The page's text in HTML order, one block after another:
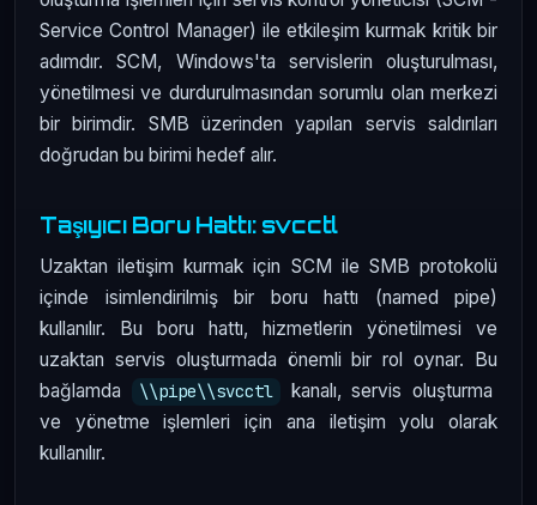
Service Control Manager) ile etkileşim kurmak kritik bir
adımdır. SCM, Windows'ta servislerin oluşturulması,
yönetilmesi ve durdurulmasından sorumlu olan merkezi
bir birimdir. SMB üzerinden yapılan servis saldırıları
doğrudan bu birimi hedef alır.
Taşıyıcı Boru Hattı: svcctl
Uzaktan iletişim kurmak için SCM ile SMB protokolü
içinde isimlendirilmiş bir boru hattı (named pipe)
kullanılır. Bu boru hattı, hizmetlerin yönetilmesi ve
uzaktan servis oluşturmada önemli bir rol oynar. Bu
bağlamda
\\pipe\\svcctl
kanalı, servis oluşturma
ve yönetme işlemleri için ana iletişim yolu olarak
kullanılır.